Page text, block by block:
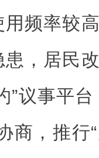
频率较
，居民
”议事平
商，推